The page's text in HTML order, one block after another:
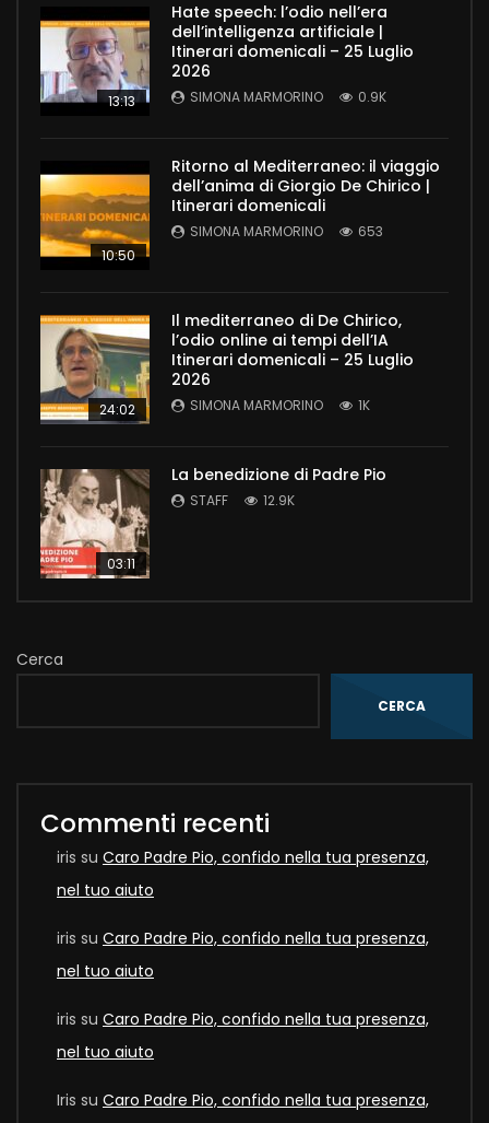
13:13
Hate speech: l’odio nell’era
dell’intelligenza artificiale |
Itinerari domenicali – 25 Luglio
2026
SIMONA MARMORINO 0.9K
10:50
Ritorno al Mediterraneo: il viaggio
dell’anima di Giorgio De Chirico |
Itinerari domenicali
SIMONA MARMORINO 653
24:02
Il mediterraneo di De Chirico,
l’odio online ai tempi dell’IA
Itinerari domenicali – 25 Luglio
2026
SIMONA MARMORINO 1K
03:11
La benedizione di Padre Pio
STAFF 12.9K
Cerca
CERCA
Commenti recenti
iris su Caro Padre Pio, confido nella tua presenza,
nel tuo aiuto
iris su Caro Padre Pio, confido nella tua presenza,
nel tuo aiuto
iris su Caro Padre Pio, confido nella tua presenza,
nel tuo aiuto
Iris su Caro Padre Pio, confido nella tua presenza,